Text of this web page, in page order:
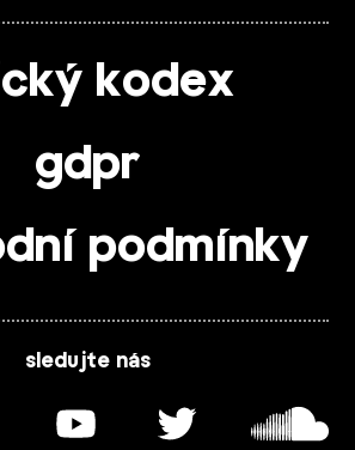
kodex
gdpr
podmínky
sledujte nás